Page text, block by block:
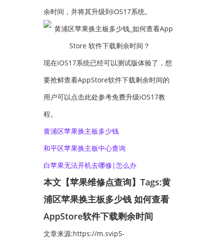
余时间，并将其升级到iOS17系统。
现在iOS17系统已经可以测试版体验了，想
要抢鲜查看AppStore软件下载剩余时间的
用户可以点击此处参考免费升级iOS17教
程。
黄浦区苹果换主板多少钱
和平区苹果换主板中心查询
白苹果无法开机去哪修|怎么办
本文【苹果维修点查询】Tags:黄
浦区苹果换主板多少钱 如何查看
AppStore软件下载剩余时间
文章来源:https://m.svip5-